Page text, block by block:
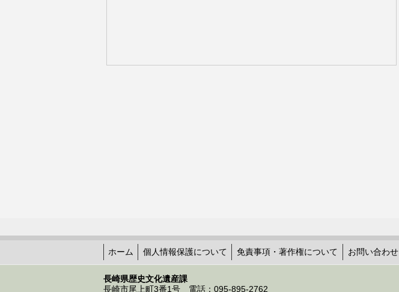
ホーム 個人情報保護について 免責事項・著作権について お問い合わせ
長崎県歴史文化遺産課
長崎市尾上町3番1号 電話：095-895-2762